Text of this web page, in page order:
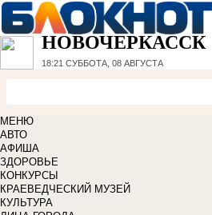
НОВОЧЕРКАССК
18:21 СУББОТА, 08 АВГУСТА
МЕНЮ
АВТО
АФИША
ЗДОРОВЬЕ
КОНКУРСЫ
КРАЕВЕДЧЕСКИЙ МУЗЕЙ
КУЛЬТУРА